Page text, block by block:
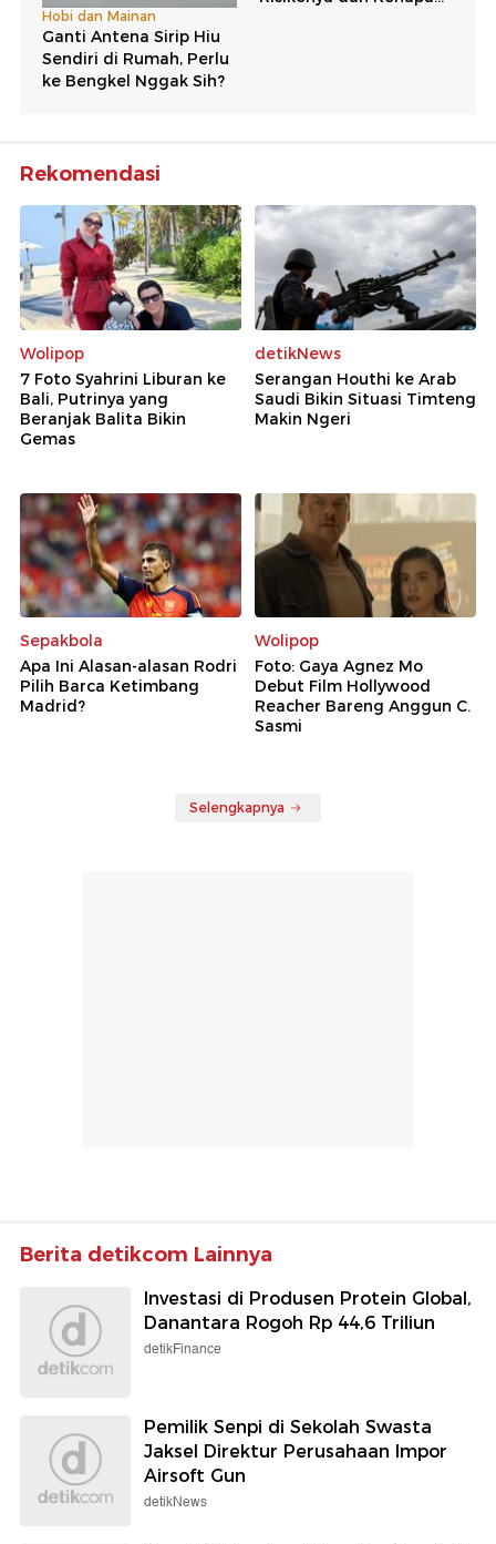
Rekomendasi
Wolipop
7 Foto Syahrini Liburan ke
Bali, Putrinya yang
Beranjak Balita Bikin
Gemas
detikNews
Serangan Houthi ke Arab
Saudi Bikin Situasi Timteng
Makin Ngeri
Sepakbola
Apa Ini Alasan-alasan Rodri
Pilih Barca Ketimbang
Madrid?
Wolipop
Foto: Gaya Agnez Mo
Debut Film Hollywood
Reacher Bareng Anggun C.
Sasmi
Selengkapnya
Berita detikcom Lainnya
Investasi di Produsen Protein Global,
Danantara Rogoh Rp 44,6 Triliun
detikFinance
Pemilik Senpi di Sekolah Swasta
Jaksel Direktur Perusahaan Impor
Airsoft Gun
detikNews